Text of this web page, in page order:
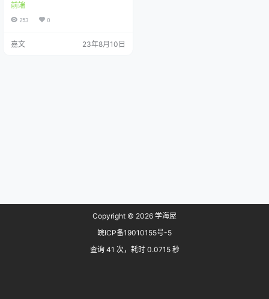
例 项目运行成功了，提示打开local
host:5173或者其他端口。但是当我
查看端口可以得知5173端口是正常
前端
253 0
嘉文 23年8月10日
Copyright © 2026 学海屋
皖ICP备19010155号-5
查询 41 次，耗时 0.0715 秒